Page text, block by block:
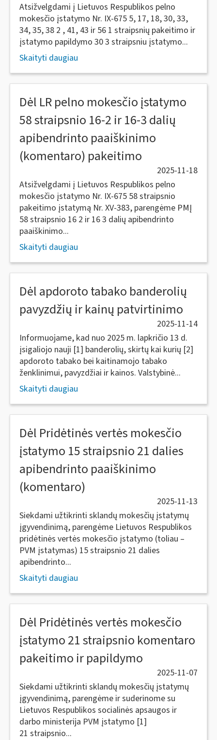
Atsižvelgdami į Lietuvos Respublikos pelno
mokesčio įstatymo Nr. IX-675 5, 17, 18, 30, 33,
34, 35, 38 2 , 41, 43 ir 56 1 straipsnių pakeitimo ir
įstatymo papildymo 30 3 straipsniu įstatymo...
Skaityti daugiau
Dėl LR pelno mokesčio įstatymo
58 straipsnio 16-2 ir 16-3 dalių
apibendrinto paaiškinimo
(komentaro) pakeitimo
2025-11-18
Atsižvelgdami į Lietuvos Respublikos pelno
mokesčio įstatymo Nr. IX-675 58 straipsnio
pakeitimo įstatymą Nr. XV-383, parengėme PMĮ
58 straipsnio 16 2 ir 16 3 dalių apibendrinto
paaiškinimo...
Skaityti daugiau
Dėl apdoroto tabako banderolių
pavyzdžių ir kainų patvirtinimo
2025-11-14
Informuojame, kad nuo 2025 m. lapkričio 13 d.
įsigaliojo nauji [1] banderolių, skirtų kai kurių [2]
apdoroto tabako bei kaitinamojo tabako
ženklinimui, pavyzdžiai ir kainos. Valstybinė...
Skaityti daugiau
Dėl Pridėtinės vertės mokesčio
įstatymo 15 straipsnio 21 dalies
apibendrinto paaiškinimo
(komentaro)
2025-11-13
Siekdami užtikrinti sklandų mokesčių įstatymų
įgyvendinimą, parengėme Lietuvos Respublikos
pridėtinės vertės mokesčio įstatymo (toliau –
PVM įstatymas) 15 straipsnio 21 dalies
apibendrinto...
Skaityti daugiau
Dėl Pridėtinės vertės mokesčio
įstatymo 21 straipsnio komentaro
pakeitimo ir papildymo
2025-11-07
Siekdami užtikrinti sklandų mokesčių įstatymų
įgyvendinimą, parengėme ir suderinome su
Lietuvos Respublikos socialinės apsaugos ir
darbo ministerija PVM įstatymo [1]
21 straipsnio...